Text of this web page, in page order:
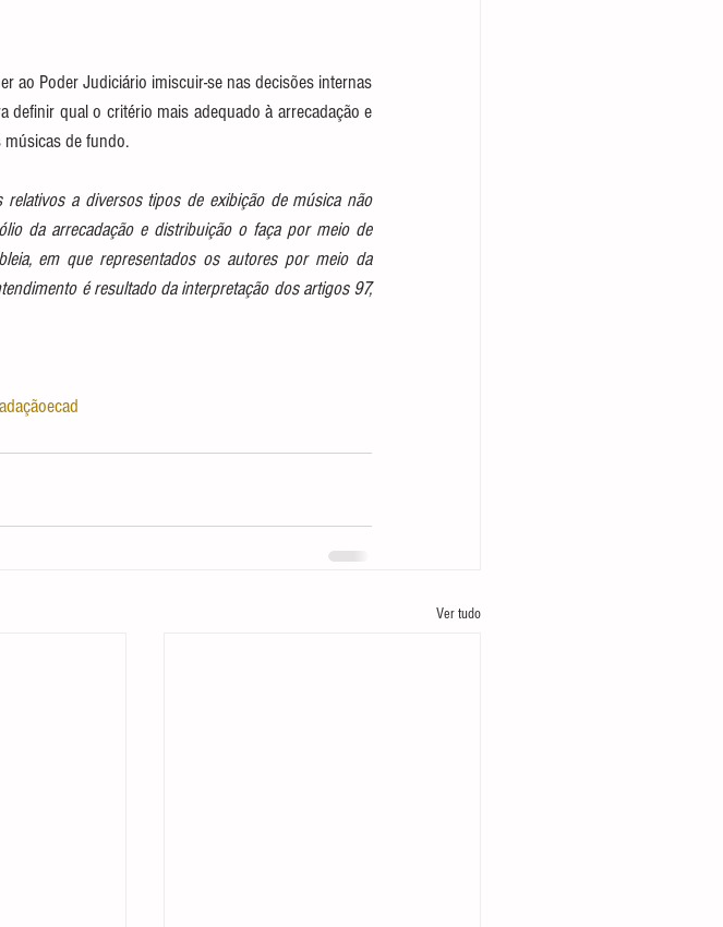
ao Poder Judiciário imiscuir-se nas decisões internas
definir qual o critério mais adequado à arrecadação e
de fundo.
a diversos tipos de exibição de música não
da arrecadação e distribuição o faça por meio de
em que representados os autores por meio da
é resultado da interpretação dos artigos 97,
Ver tudo